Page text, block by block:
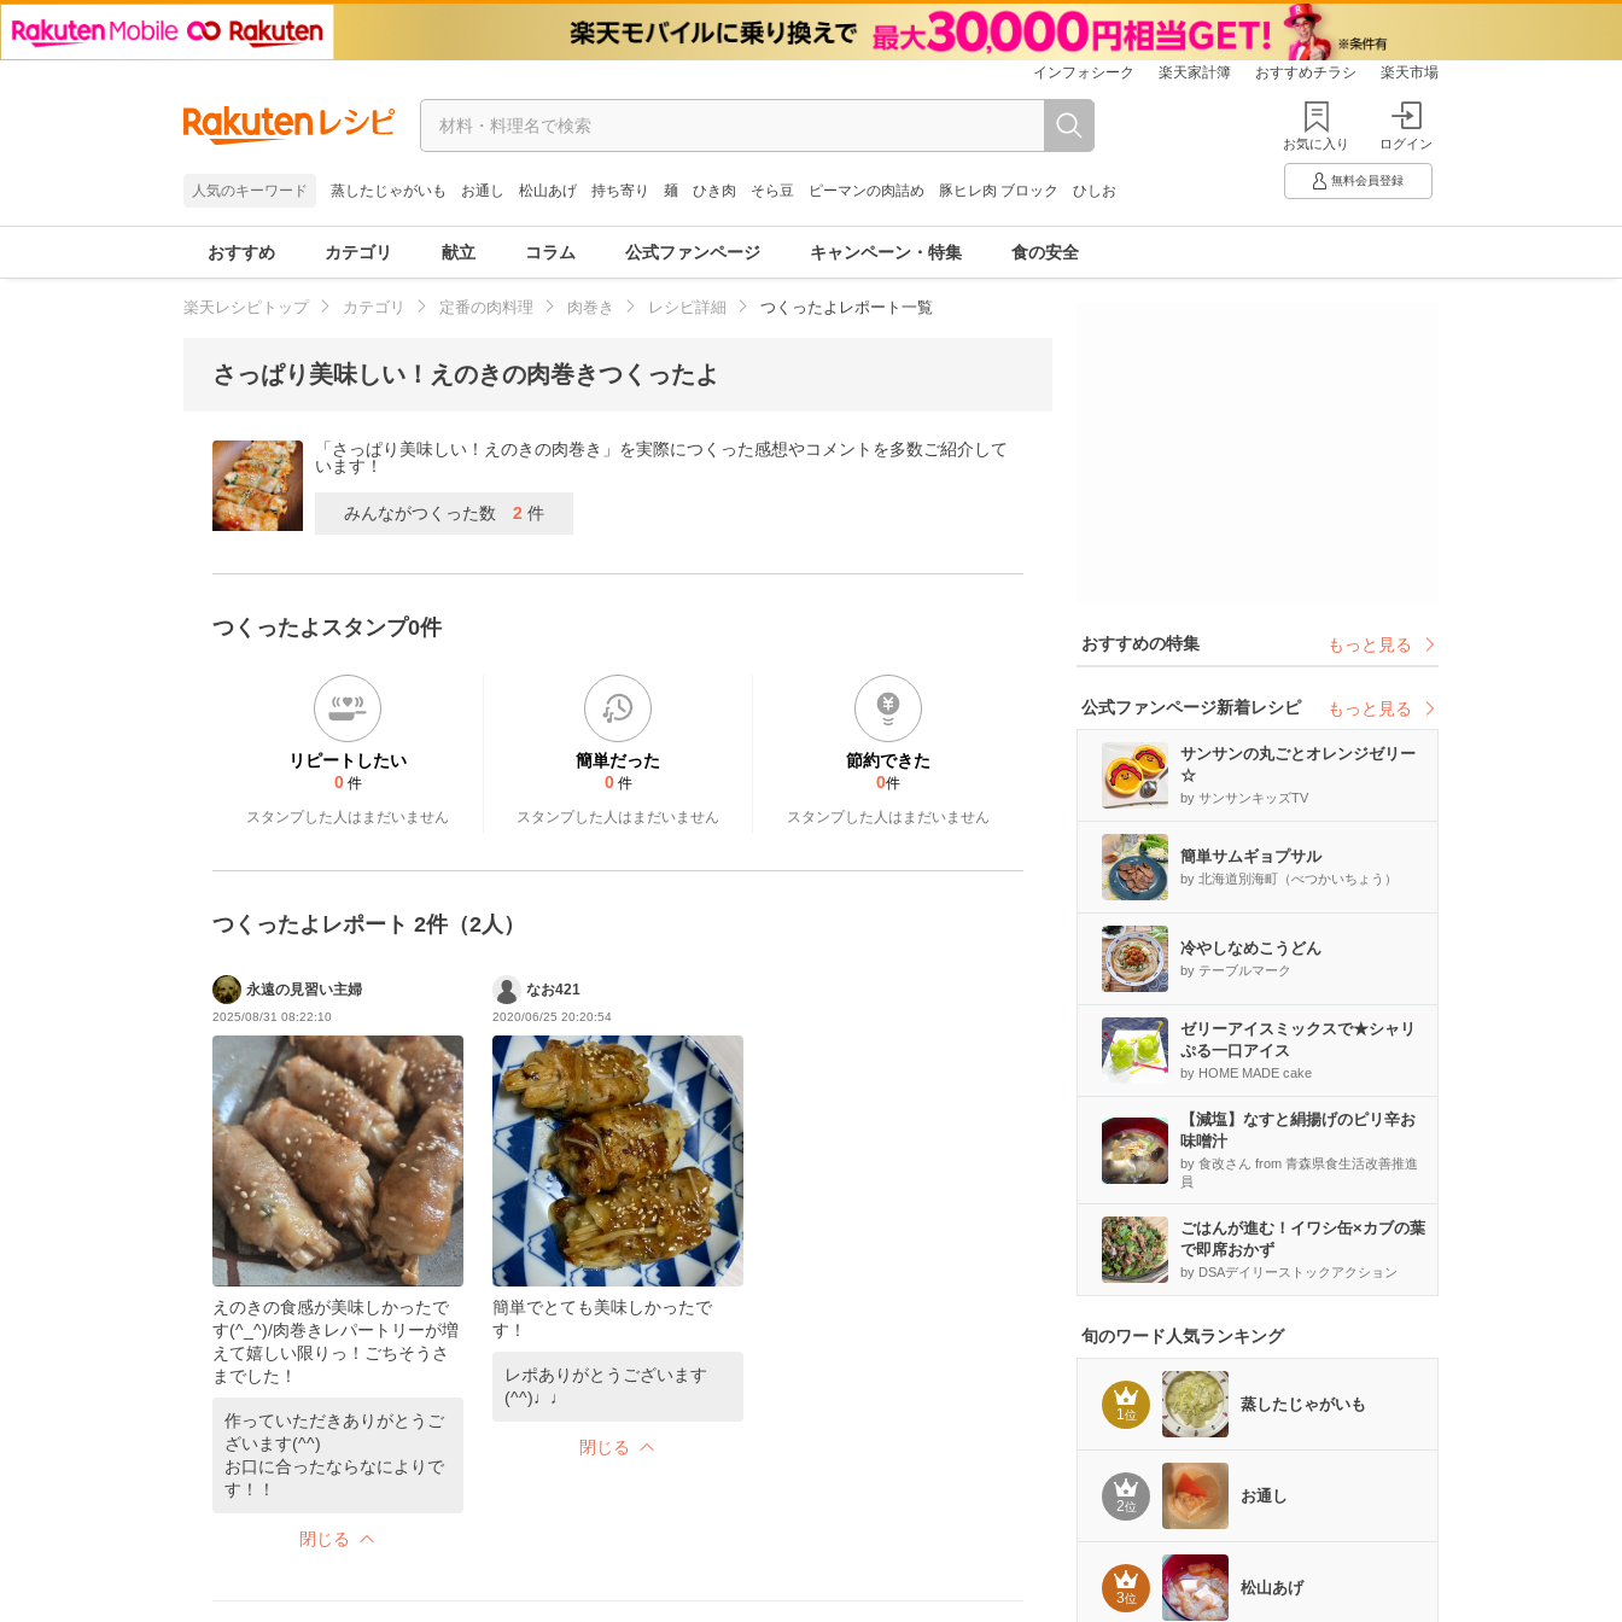
インフォシーク 楽天家計簿 おすすめチラシ 楽天市場
人気のキーワード 蒸したじゃがいも お通し 松山あげ 持ち寄り 麺 ひき肉 そら豆 ピーマンの肉詰め 豚ヒレ肉 ブロック ひしお
お気に入り ログイン
無料会員登録
おすすめ カテゴリ 献立 コラム 公式ファンページ キャンペーン・特集 食の安全
楽天レシピトップ カテゴリ 定番の肉料理 肉巻き レシピ詳細 つくったよレポート一覧
さっぱり美味しい！えのきの肉巻きつくったよ
「さっぱり美味しい！えのきの肉巻き」を実際につくった感想やコメントを多数ご紹介して
います！
みんながつくった数 2 件
つくったよスタンプ0件
リピートしたい
0 件
スタンプした人はまだいません
簡単だった
0 件
スタンプした人はまだいません
節約できた
0件
スタンプした人はまだいません
つくったよレポート 2件（2人）
永遠の見習い主婦
2025/08/31 08:22:10
えのきの食感が美味しかったで
す(^_^)/肉巻きレパートリーが増
えて嬉しい限りっ！ごちそうさ
までした！
閉じる
作っていただきありがとうご
ざいます(^^)
お口に合ったならなによりで
す！！
なお421
2020/06/25 20:20:54
簡単でとても美味しかったで
す！
閉じる
レポありがとうございます
(^^)♩♩
おすすめの特集 もっと見る
公式ファンページ新着レシピ もっと見る
サンサンの丸ごとオレンジゼリー
☆
by サンサンキッズTV
簡単サムギョプサル
by 北海道別海町（べつかいちょう）
冷やしなめこうどん
by テーブルマーク
ゼリーアイスミックスで★シャリ
ぷる一口アイス
by HOME MADE cake
【減塩】なすと絹揚げのピリ辛お
味噌汁
by 食改さん from 青森県食生活改善推進
員
ごはんが進む！イワシ缶×カブの葉
で即席おかず
by DSAデイリーストックアクション
旬のワード人気ランキング
1位
蒸したじゃがいも
2位
お通し
3位
松山あげ